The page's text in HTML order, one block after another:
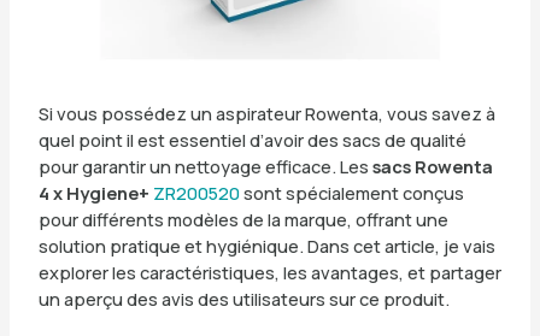
Si vous possédez un aspirateur Rowenta, vous savez à
quel point il est essentiel d’avoir des sacs de qualité
pour garantir un nettoyage efficace. Les sacs Rowenta
4 x Hygiene+ ZR200520sont spécialement conçus
pour différents modèles de la marque, offrant une
solution pratique et hygiénique. Dans cet article, je vais
explorer les caractéristiques, les avantages, et partager
un aperçu des avis des utilisateurs sur ce produit.